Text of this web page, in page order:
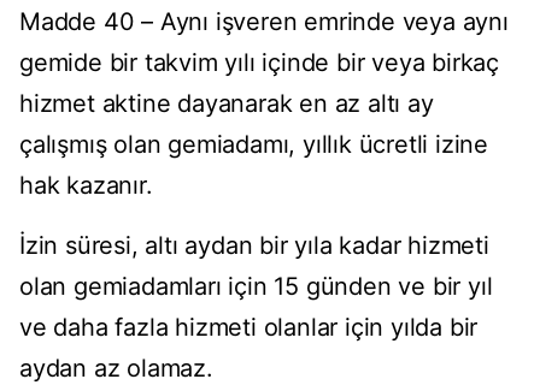
Madde 40 – Aynı işveren emrinde veya aynı
gemide bir takvim yılı içinde bir veya birkaç
hizmet aktine dayanarak en az altı ay
çalışmış olan gemiadamı, yıllık ücretli izine
hak kazanır.
İzin süresi, altı aydan bir yıla kadar hizmeti
olan gemiadamları için 15 günden ve bir yıl
ve daha fazla hizmeti olanlar için yılda bir
aydan az olamaz.